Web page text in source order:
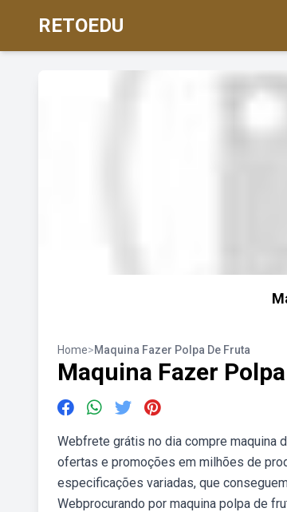
RETOEDU
Home>Maquina Fazer Polpa De Fruta
Maquina Fazer
Webfrete grátis no dia compre maquina
ofertas e promoções em milhões de
especificações variadas, que
Webprocurando por maquina polpa de